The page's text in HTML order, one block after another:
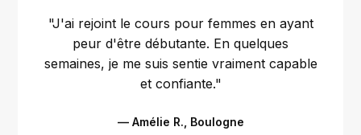
"J'ai rejoint le cours pour femmes en ayant
peur d'être débutante. En quelques
semaines, je me suis sentie vraiment capable
et confiante."
— Amélie R., Boulogne